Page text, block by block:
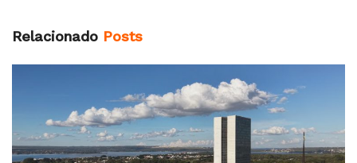
Relacionado Posts